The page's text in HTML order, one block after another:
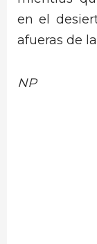
en el
afueras de
NP